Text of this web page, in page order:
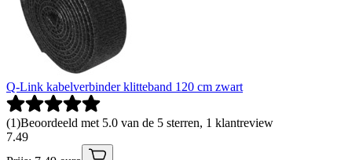
Q-Link kabelverbinder klitteband 120 cm zwart
(1)Beoordeeld met 5.0 van de 5 sterren, 1 klantreview
7.49